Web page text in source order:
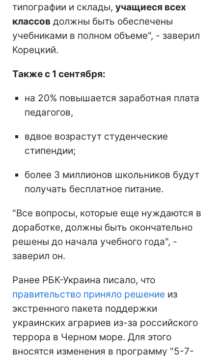
типографии и склады, учащиеся всех
классов должны быть обеспечены
учебниками в полном объеме", - заверил
Корецкий.
Также с 1 сентября:
на 20% повышается заработная плата
педагогов,
вдвое возрастут студенческие
стипендии;
более 3 миллионов школьников будут
получать бесплатное питание.
"Все вопросы, которые еще нуждаются в
доработке, должны быть окончательно
решены до начала учебного года", -
заверил он.
Ранее РБК-Украина писало, что
правительство приняло решение из
экстренного пакета поддержки
украинских аграриев из-за российского
террора в Черном море. Для этого
вносятся изменения в программу "5-7-